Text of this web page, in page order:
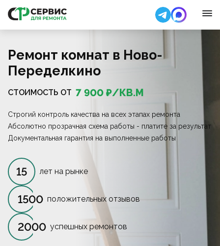
Ремонт комнат в Ново-
Переделкино
СТОИМОСТЬ ОТ 7 900 ₽/КВ.М
Строгий контроль качества на всех этапах ремонта
Абсолютно прозрачная схема работы - платите за результат
Документальная гарантия на выполненные работы
15 лет на рынке
1500 положительных отзывов
2000 успешных ремонтов